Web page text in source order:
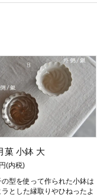
菓 小鉢 大
(内税)
の型を使って作られた小鉢は
ラとした縁取りやひねったよ